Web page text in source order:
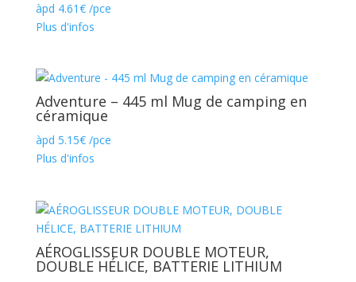
àpd 4.61€/pce
Plus d'infos
Adventure – 445 ml Mug de camping en
céramique
àpd 5.15€/pce
Plus d'infos
AÉROGLISSEUR DOUBLE MOTEUR,
DOUBLE HÉLICE, BATTERIE LITHIUM